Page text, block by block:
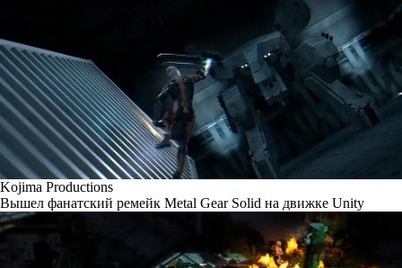
Kojima Productions
Вышел фанатский ремейк Metal Gear Solid на движке Unity